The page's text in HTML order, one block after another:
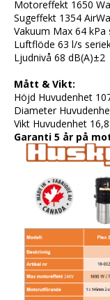
Motoreffekt 1650
Sugeffekt 1354
Vakuum Max 64
Luftflöde 63 l/s
Ljudnivå 68 dB(A)±2
Mått & Vikt:
Höjd Huvudenhet
Diameter
Vikt Huvudenhet
Garanti 5 år på